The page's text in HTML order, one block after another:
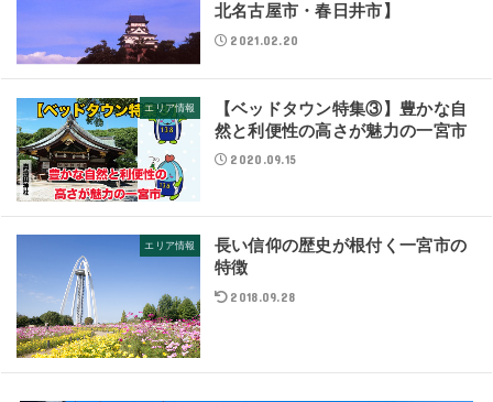
北名古屋市・春日井市】
2021.02.20
エリア情報
【ベッドタウン特集③】豊かな自
然と利便性の高さが魅力の一宮市
2020.09.15
エリア情報
長い信仰の歴史が根付く一宮市の
特徴
2018.09.28